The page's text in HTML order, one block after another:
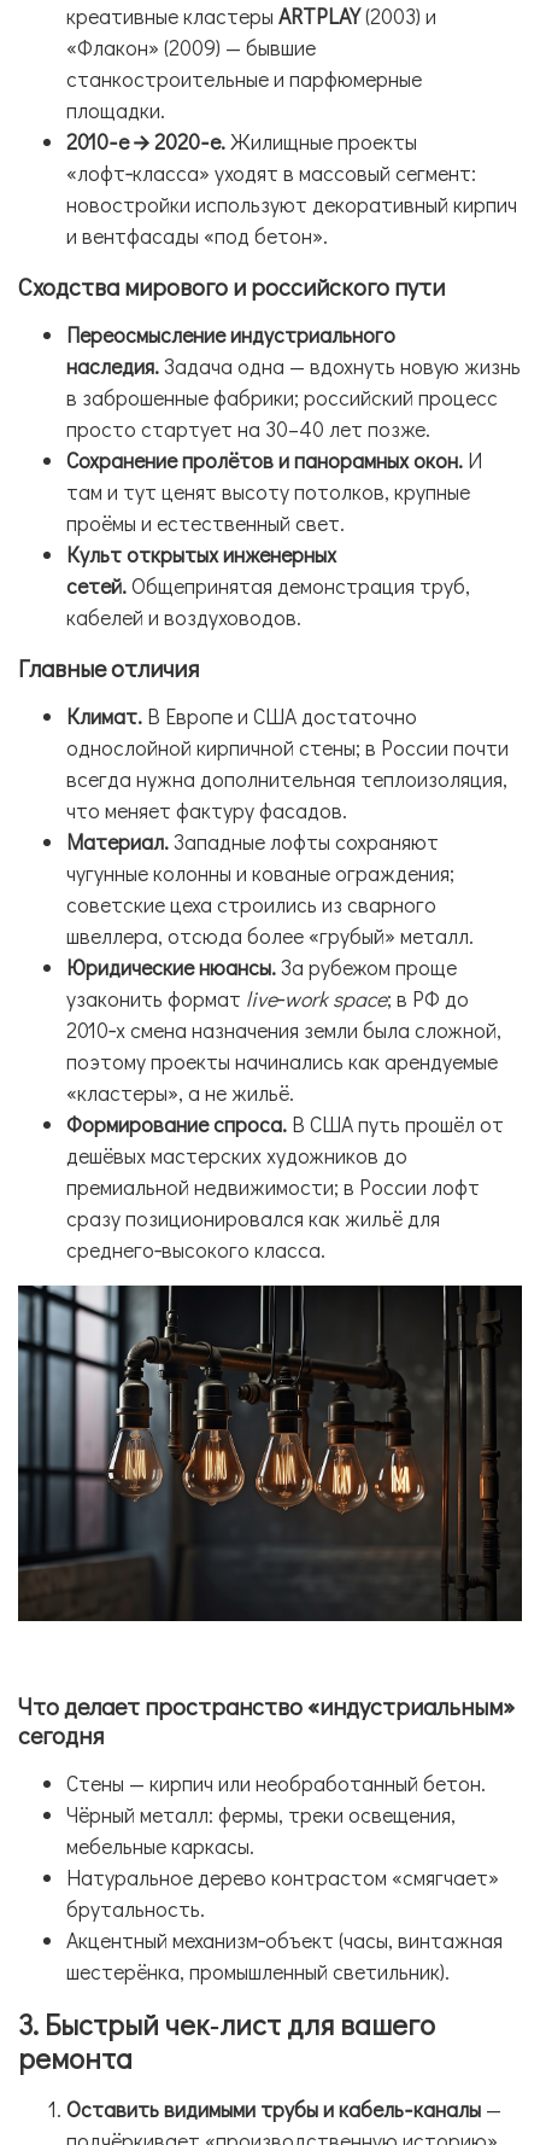
креативные кластеры ARTPLAY(2003) и
«Флакон» (2009) — бывшие
станкостроительные и парфюмерные
площадки.
2010‑е → 2020‑е. Жилищные проекты
«лофт‑класса» уходят в массовый сегмент:
новостройки используют декоративный кирпич
и вентфасады «под бетон».
Сходства мирового и российского пути
Переосмысление индустриального
наследия.Задача одна — вдохнуть новую жизнь
в заброшенные фабрики; российский процесс
просто стартует на 30–40 лет позже.
Сохранение пролётов и панорамных окон. И
там и тут ценят высоту потолков, крупные
проёмы и естественный свет.
Культ открытых инженерных
сетей.Общепринятая демонстрация труб,
кабелей и воздуховодов.
Главные отличия
Климат. В Европе и США достаточно
однослойной кирпичной стены; в России почти
всегда нужна дополнительная теплоизоляция,
что меняет фактуру фасадов.
Материал.Западные лофты сохраняют
чугунные колонны и кованые ограждения;
советские цеха строились из сварного
швеллера, отсюда более «грубый» металл.
Юридические нюансы.За рубежом проще
узаконить формат live‑work space; в РФ до
2010‑х смена назначения земли была сложной,
поэтому проекты начинались как арендуемые
«кластеры», а не жильё.
Формирование спроса. В США путь прошёл от
дешёвых мастерских художников до
премиальной недвижимости; в России лофт
сразу позиционировался как жильё для
среднего‑высокого класса.
Что делает пространство «индустриальным»
сегодня
Стены — кирпич или необработанный бетон.
Чёрный металл: фермы, треки освещения,
мебельные каркасы.
Натуральное дерево контрастом «смягчает»
брутальность.
Акцентный механизм‑объект (часы, винтажная
шестерёнка, промышленный светильник).
3. Быстрый чек‑лист для вашего
ремонта
Оставить видимыми трубы и кабель‑каналы —